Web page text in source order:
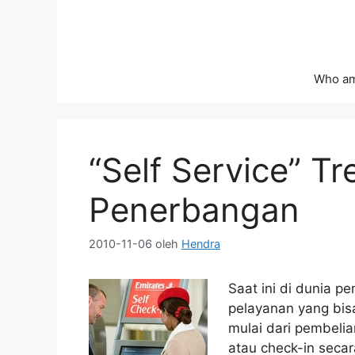
Who
“Self Service”
Penerbangan
2010-11-06 oleh Hendra
Saat ini di dunia
pelayanan yang
mulai dari
atau check-in